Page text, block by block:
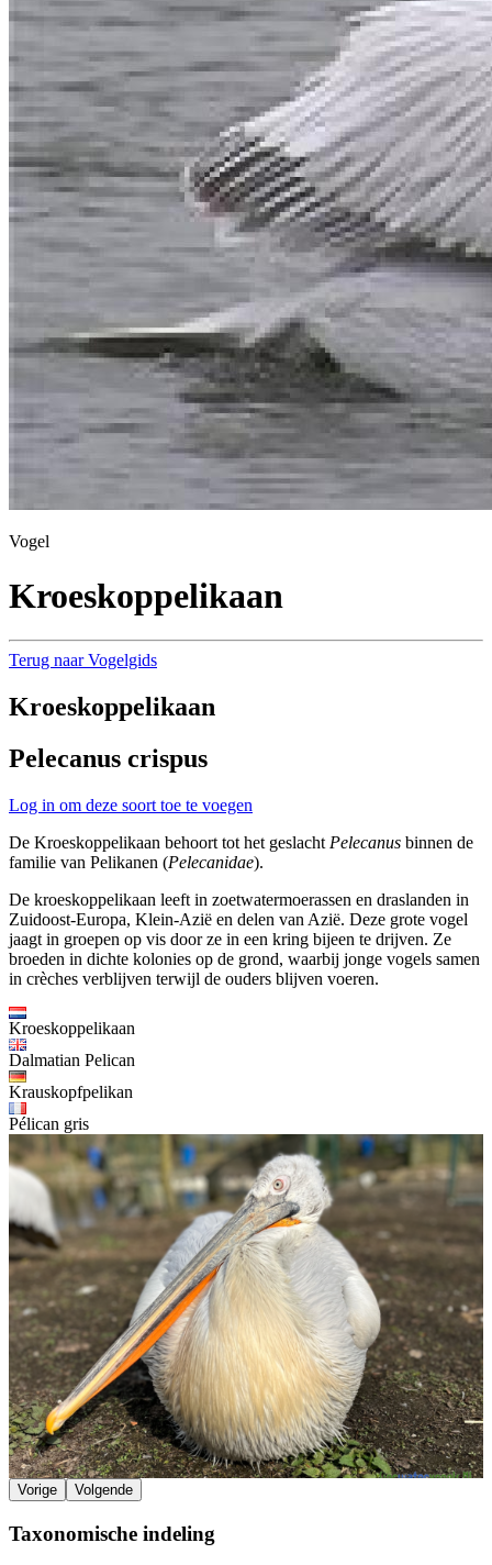
Vogel
Kroeskoppelikaan
Terug naar Vogelgids
Kroeskoppelikaan
Pelecanus crispus
Log in om deze soort toe te voegen
De Kroeskoppelikaan behoort tot het geslacht Pelecanus binnen de
familie van Pelikanen (Pelecanidae).
De kroeskoppelikaan leeft in zoetwatermoerassen en draslanden in
Zuidoost-Europa, Klein-Azië en delen van Azië. Deze grote vogel
jaagt in groepen op vis door ze in een kring bijeen te drijven. Ze
broeden in dichte kolonies op de grond, waarbij jonge vogels samen
in crèches verblijven terwijl de ouders blijven voeren.
Kroeskoppelikaan
Dalmatian Pelican
Krauskopfpelikan
Pélican gris
Vorige Volgende
Taxonomische indeling